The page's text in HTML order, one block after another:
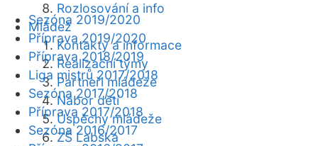
Rozlosování a info
Mládež
Kontakty a informace
Realizační týmy
Partneři mládeže
Nábor dětí
Úspěchy mládeže
ZŠ Labská
Sezóna 2019/2020
Příprava 2019/2020
Příprava 2018/2019
Liga mistrů 2017/2018
Sezóna 2017/2018
Příprava 2017/2018
Sezóna 2016/2017